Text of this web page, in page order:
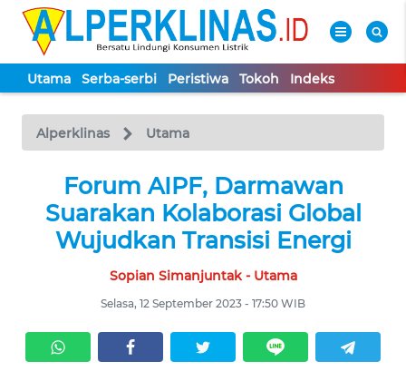
Utama Serba-serbi Peristiwa Tokoh Indeks
Alperklinas Utama
Forum AIPF, Darmawan
Suarakan Kolaborasi Global
Wujudkan Transisi Energi
Sopian Simanjuntak - Utama
Selasa, 12 September 2023 - 17:50 WIB
TV
Tutup
UTAMA
SERBA-
SERBI
TOKOH